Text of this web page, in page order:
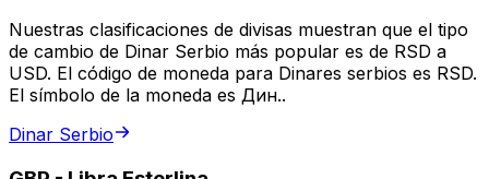
Nuestras clasificaciones de divisas muestran que el tipo
de cambio de Dinar Serbio más popular es de RSD a
USD. El código de moneda para Dinares serbios es RSD.
El símbolo de la moneda es Дин..
Dinar Serbio